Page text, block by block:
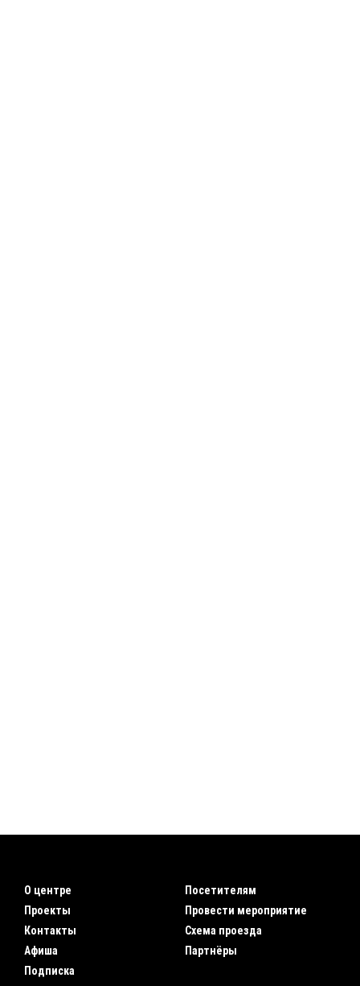
О центре
Проекты
Контакты
Афиша
Подписка
Посетителям
Провести мероприятие
Схема проезда
Партнёры